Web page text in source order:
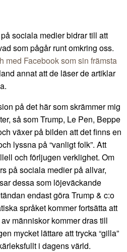
sociala medier bidrar till att
som pågår runt omkring oss.
med Facebook som sin främsta
annat att de läser de artiklar
på det här som skrämmer mig
så som Trump, Le Pen, Beppe
växer på bilden att det finns en
lyssna på “vanligt folk”. Att
och förljugen verklighet. Om
på sociala medier på allvar,
dessa som löjeväckande
endast göra Trump & c:o
språket kommer fortsätta att
människor kommer dras till
mycket lättare att trycka “gilla”
i dagens värld.